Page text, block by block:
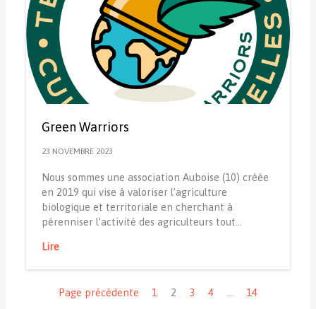
Green Warriors
23 NOVEMBRE 2023
Nous sommes une association Auboise (10) créée
en 2019 qui vise à valoriser l’agriculture
biologique et territoriale en cherchant à
pérenniser l’activité des agriculteurs tout…
Lire
Page précédente
1 2 3 4 14